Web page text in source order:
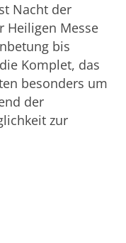
Nacht der
Heiligen Messe
bis
Komplet, das
besonders um
der
zur